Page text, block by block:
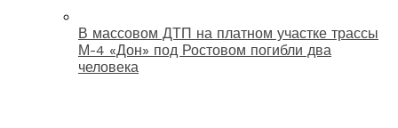
В массовом ДТП на платном участке трассы
М-4 «Дон» под Ростовом погибли два
человека